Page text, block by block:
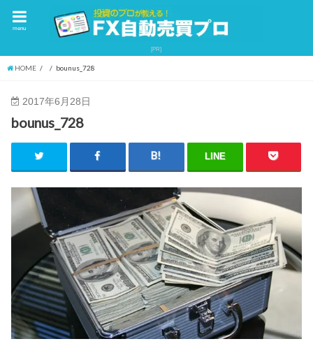
menu
HOME bounus_728
2017年6月28日
bounus_728
LINE